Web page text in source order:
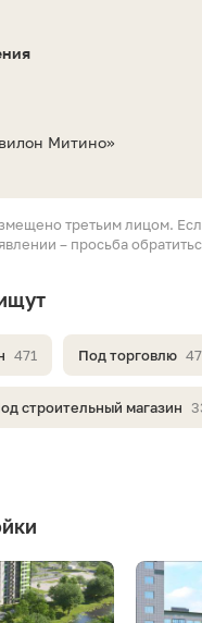
Митино»
третьим лицом.
– просьба
471 Под торговлю
строительный магазин